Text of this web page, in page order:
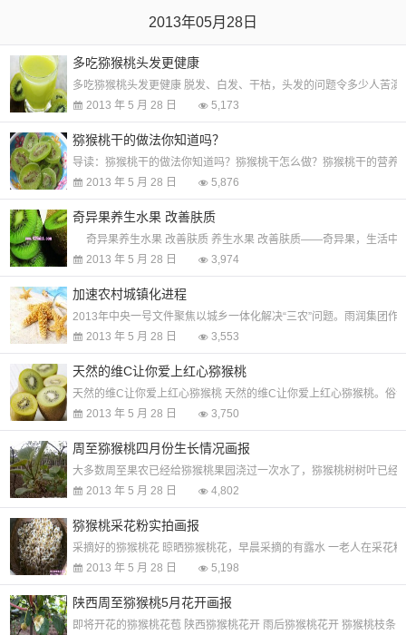
2013年05月28日
多吃猕猴桃头发更健康
多吃猕猴桃头发更健康 脱发、白发、干枯，头发的问题令多少人苦
2013 年 5 月 28 日
5,173
猕猴桃干的做法你知道吗？
导读：猕猴桃干的做法你知道吗？猕猴桃干怎么做？猕猴桃干的营
2013 年 5 月 28 日
5,876
奇异果养生水果 改善肤质
奇异果养生水果 改善肤质 养生水果 改善肤质——奇异果，生活中
2013 年 5 月 28 日
3,974
加速农村城镇化进程
2013年中央一号文件聚焦以城乡一体化解决“三农”问题。雨润集团
2013 年 5 月 28 日
3,553
天然的维C让你爱上红心猕猴桃
天然的维C让你爱上红心猕猴桃 天然的维C让你爱上红心猕猴桃。
2013 年 5 月 28 日
3,750
周至猕猴桃四月份生长情况画报
大多数周至果农已经给猕猴桃果园浇过一次水了，猕猴桃树树叶已
2013 年 5 月 28 日
4,802
猕猴桃采花粉实拍画报
采摘好的猕猴桃花 晾晒猕猴桃花，早晨采摘的有露水 一老人在采花
2013 年 5 月 28 日
5,198
陕西周至猕猴桃5月花开画报
即将开花的猕猴桃花苞 陕西猕猴桃花开 雨后猕猴桃花开 猕猴桃枝